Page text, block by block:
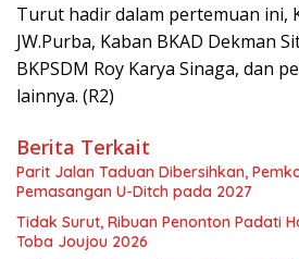
Turut hadir dalam pertemuan ini,
JW.Purba, Kaban BKAD Dekman
BKPSDM Roy Karya Sinaga, dan
lainnya. (R2)
Berita Terkait
Parit Jalan Taduan Dibersihkan,
Pemasangan U-Ditch pada 2027
Tidak Surut, Ribuan Penonton Padati
Toba Joujou 2026